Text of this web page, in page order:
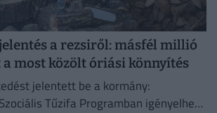
a rezsiről: másfél millió
most közölt óriási könnyítés
jelentett be a kormány:
Tűzifa Programban igényelhető